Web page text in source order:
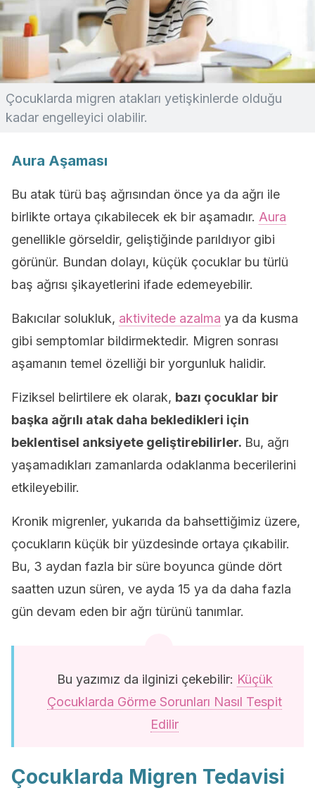
Çocuklarda migren atakları yetişkinlerde olduğu
kadar engelleyici olabilir.
Aura Aşaması
Bu atak türü baş ağrısından önce ya da ağrı ile
birlikte ortaya çıkabilecek ek bir aşamadır. Aura
genellikle görseldir, geliştiğinde parıldıyor gibi
görünür. Bundan dolayı, küçük çocuklar bu türlü
baş ağrısı şikayetlerini ifade edemeyebilir.
Bakıcılar solukluk, aktivitede azalma ya da kusma
gibi semptomlar bildirmektedir. Migren sonrası
aşamanın temel özelliği bir yorgunluk halidir.
Fiziksel belirtilere ek olarak, bazı çocuklar bir
başka ağrılı atak daha bekledikleri için
beklentisel anksiyete geliştirebilirler. Bu, ağrı
yaşamadıkları zamanlarda odaklanma becerilerini
etkileyebilir.
Kronik migrenler, yukarıda da bahsettiğimiz üzere,
çocukların küçük bir yüzdesinde ortaya çıkabilir.
Bu, 3 aydan fazla bir süre boyunca günde dört
saatten uzun süren, ve ayda 15 ya da daha fazla
gün devam eden bir ağrı türünü tanımlar.
Bu yazımız da ilginizi çekebilir: Küçük
Çocuklarda Görme Sorunları Nasıl Tespit
Edilir
Çocuklarda Migren Tedavisi